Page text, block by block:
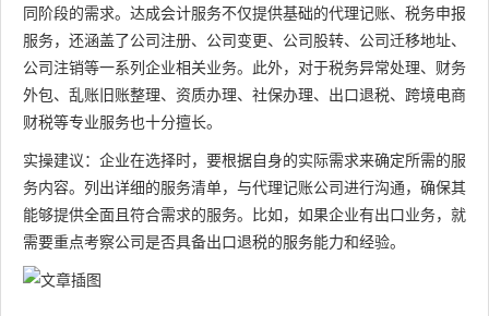
同阶段的需求。达成会计服务不仅提供基础的代理记账、税务申报
服务，还涵盖了公司注册、公司变更、公司股转、公司迁移地址、
公司注销等一系列企业相关业务。此外，对于税务异常处理、财务
外包、乱账旧账整理、资质办理、社保办理、出口退税、跨境电商
财税等专业服务也十分擅长。
实操建议：企业在选择时，要根据自身的实际需求来确定所需的服
务内容。列出详细的服务清单，与代理记账公司进行沟通，确保其
能够提供全面且符合需求的服务。比如，如果企业有出口业务，就
需要重点考察公司是否具备出口退税的服务能力和经验。